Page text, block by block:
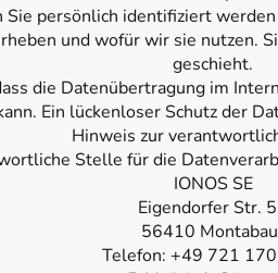
Sie persönlich identifiziert
und wofür wir sie nutzen.
geschieht.
die Datenübertragung im
Ein lückenloser Schutz der
Hinweis zur
Stelle für die
IONOS SE
Eigendorfer Str.
56410
Telefon: +49 721